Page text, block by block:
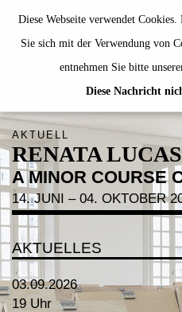
Diese Webseite verwendet
Sie sich mit der Verwendung von
entnehmen Sie bitte
Diese Nachricht
AUSSTELLUNGEN
VERANSTALTUNGEN
JAHRESGABEN
PUBLIKATIONEN
ÜBER UNS
BESUCH
MITGLIEDSCHAFT
AKTUELL
RENATA LUCAS
A MINOR COURSE
14. JUNI – 04. OKTOBER
AKTUELLES
03.09.2026
19 Uhr